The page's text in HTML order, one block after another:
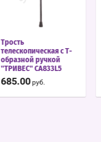
Трость
телескопическая с Т-
образной ручкой
"ТРИВЕС" CA833L5
685.00руб.